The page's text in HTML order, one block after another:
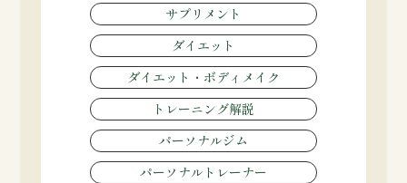
サプリメント
ダイエット
ダイエット・ボディメイク
トレーニング解説
パーソナルジム
パーソナルトレーナー